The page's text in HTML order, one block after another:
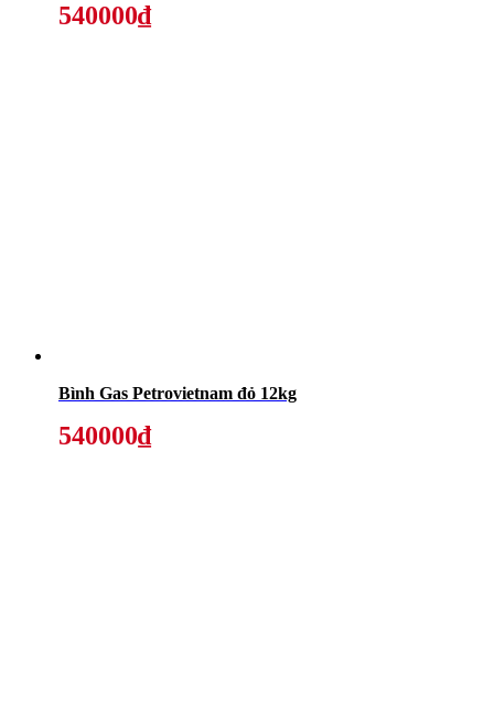
540000₫
Bình Gas Petrovietnam đỏ 12kg
540000₫